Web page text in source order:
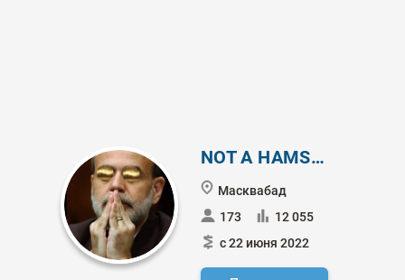
NOT A HAMSTER
Масквабад
173
12 055
с 22 июня 2022